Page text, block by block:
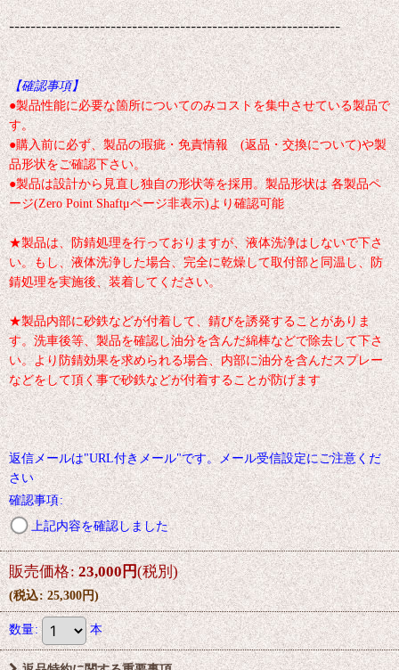
--------------------------------------------------------------
【確認事項】
●製品性能に必要な箇所についてのみコストを集中させている製品で
す。
●購入前に必ず、製品の瑕疵・免責情報 (返品・交換について)や製
品形状をご確認下さい。
●製品は設計から見直し独自の形状等を採用。製品形状は 各製品ペ
ージ(Zero Point Shaftμページ非表示)より確認可能
★製品は、防錆処理を行っておりますが、液体洗浄はしないで下さ
い。もし、液体洗浄した場合、完全に乾燥して取付部と同温し、防
錆処理を実施後、装着してください。
★製品内部に砂鉄などが付着して、錆びを誘発することがありま
す。洗車後等、製品を確認し油分を含んだ綿棒などで除去して下さ
い。より防錆効果を求められる場合、内部に油分を含んだスプレー
などをして頂く事で砂鉄などが付着することが防げます
返信メールは"URL付きメール"です。メール受信設定にご注意くだ
さい
確認事項:
上記内容を確認しました
販売価格: 23,000円(税別)
(税込: 25,300円)
数量: 本